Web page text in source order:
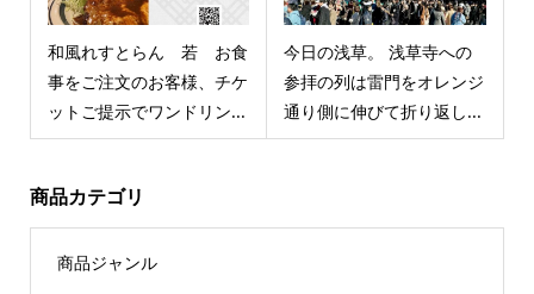
和風れすとらん 若 お食
事をご注文のお客様、チケ
ットご提示でワンドリン...
今日の浅草。 浅草寺への
参拝の列は雷門をオレンジ
通り側に伸びて折り返し...
商品カテゴリ
商品ジャンル